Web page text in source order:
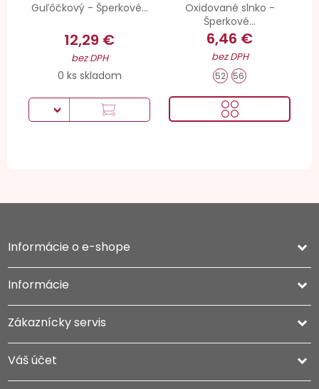
Guľôčkový - Šperkové...
12,29 €
bez DPH
0 ks skladom
Oxidované slnko -
Šperkové...
6,46 €
bez DPH
52 56
Informácie o e-shope keyboard_arrow_down
Informácie 
Zákaznícky servis 
Váš účet 